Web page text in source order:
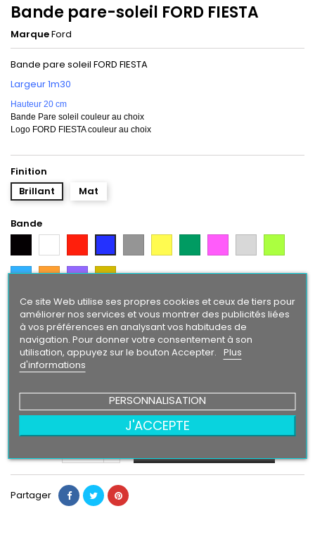
Bande pare-soleil FORD FIESTA
MarqueFord
Bande pare soleil FORD FIESTA
Largeur 1m30
Hauteur 20 cm
Bande Pare soleil couleur au choix
Logo FORD FIESTA couleur au choix
Finition
Brillant
Mat
Bande
Rouge
ArgentCitron
Bleu
OrangeVioletGold
Texte/ Logo
Noir
Blanc RougeBleu Gris JauneVert Rose Gris
Argent
Bleu
Intense
OrangeViolet
24,90 €
Partager
Ce site Web utilise ses propres cookies et ceux de tiers pour
améliorer nos services et vous montrer des publicités liées
à vos préférences en analysant vos habitudes de
navigation. Pour donner votre consentement à son
utilisation, appuyez sur le bouton Accepter. Plus
d'informations
PERSONNALISATION
J'ACCEPTE